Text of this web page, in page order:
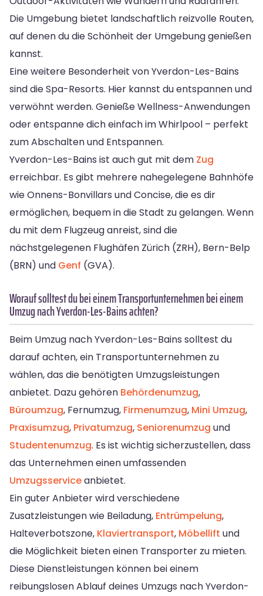
Die Umgebung bietet landschaftlich reizvolle Routen,
auf denen du die Schönheit der Umgebung genießen
kannst.
Eine weitere Besonderheit von Yverdon-Les-Bains
sind die Spa-Resorts. Hier kannst du entspannen und
verwöhnt werden. Genieße Wellness-Anwendungen
oder entspanne dich einfach im Whirlpool – perfekt
zum Abschalten und Entspannen.
Yverdon-Les-Bains ist auch gut mit dem Zug
erreichbar. Es gibt mehrere nahegelegene Bahnhöfe
wie Onnens-Bonvillars und Concise, die es dir
ermöglichen, bequem in die Stadt zu gelangen. Wenn
du mit dem Flugzeug anreist, sind die
nächstgelegenen Flughäfen Zürich (ZRH), Bern-Belp
(BRN) und Genf (GVA).
Worauf solltest du bei einem Transportunternehmen bei einem
Umzug nach Yverdon-Les-Bains achten?
Beim Umzug nach Yverdon-Les-Bains solltest du
darauf achten, ein Transportunternehmen zu
wählen, das die benötigten Umzugsleistungen
anbietet. Dazu gehören Behördenumzug,
Büroumzug, Fernumzug, Firmenumzug, Mini Umzug,
Praxisumzug, Privatumzug, Seniorenumzug und
Studentenumzug. Es ist wichtig sicherzustellen, dass
das Unternehmen einen umfassenden
Umzugsserviceanbietet.
Ein guter Anbieter wird verschiedene
Zusatzleistungen wie Beiladung, Entrümpelung,
Halteverbotszone, Klaviertransport, Möbellift und
die Möglichkeit bieten einen Transporter zu mieten.
Diese Dienstleistungen können bei einem
reibungslosen Ablauf deines Umzugs nach Yverdon-